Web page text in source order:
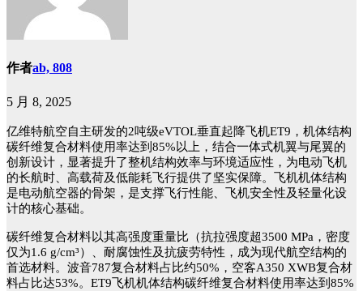
作者ab, 808
5 月 8, 2025
亿维特航空自主研发的2吨级eVTOL垂直起降飞机ET9 ， 机体结构
碳纤维复合材料使用率达到 85%以上，结合一体式机翼与尾翼的
创新设计，显著提升了整机结构效率与环境适应性，为电动飞机
的长航时、高载荷及低能耗飞行提供了坚实保障。飞机机体结构
是电动航空器的骨架，是支撑飞行性能、 飞机安全性及轻量化设
计的核心基础。
碳纤维复合材料以其高强度重量比（抗拉强度超3500 MPa，密度
仅为1.6 g/cm³）、耐腐蚀性及抗疲劳特性，成为现代航空结构的
首选材料。波音787复合材料占比约50%，空客A350 XWB复合材
料占比达53%。ET9飞机机体结构碳纤维复合材料使用率达到85%